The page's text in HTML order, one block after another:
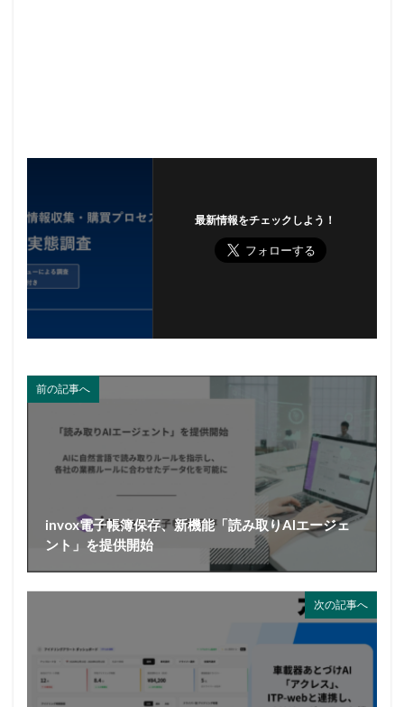
最新情報をチェックしよう！
前の記事へ
invox電子帳簿保存、新機能「読み取りAIエージェ
ント」を提供開始
次の記事へ